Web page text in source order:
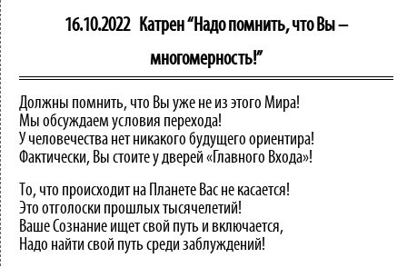
16.10.2022 Катрен “Надо помнить, что Вы –
многомерность!”
Должны помнить, что Вы уже не из этого Мира!
Мы обсуждаем условия перехода!
У человечества нет никакого будущего ориентира!
Фактически, Вы стоите у дверей «Главного Входа»!
То, что происходит на Планете Вас не касается!
Это отголоски прошлых тысячелетий!
Ваше Сознание ищет свой путь и включается,
Надо найти свой путь среди заблуждений!